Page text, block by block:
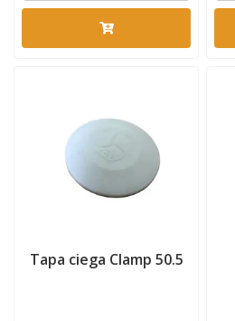
Tapa ciega Clamp 50.5